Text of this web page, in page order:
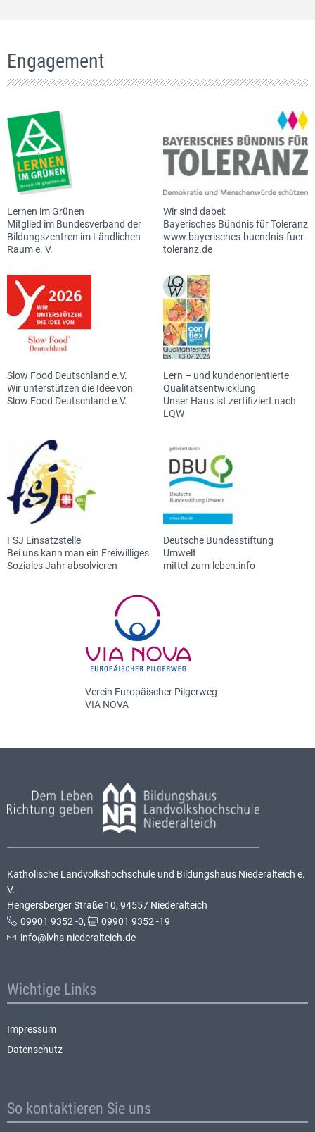
Engagement
Lernen im Grünen
Mitglied im Bundesverband der
Bildungszentren im Ländlichen
Raum e. V.
Wir sind dabei:
Bayerisches Bündnis für Toleranz
www.bayerisches-buendnis-fuer-
toleranz.de
Slow Food Deutschland e.V.
Wir unterstützen die Idee von
Slow Food Deutschland e.V.
Lern – und kundenorientierte
Qualitätsentwicklung
Unser Haus ist zertifiziert nach
LQW
FSJ Einsatzstelle
Bei uns kann man ein Freiwilliges
Soziales Jahr absolvieren
Deutsche Bundesstiftung
Umwelt
mittel-zum-leben.info
Verein Europäischer Pilgerweg -
VIA NOVA
Katholische Landvolkshochschule und Bildungshaus Niederalteich e.
V.
Hengersberger Straße 10, 94557 Niederalteich
09901 9352 -0,
09901 9352 -19
info@lvhs-niederalteich.de
Wichtige Links
Impressum
Datenschutz
So kontaktieren Sie uns